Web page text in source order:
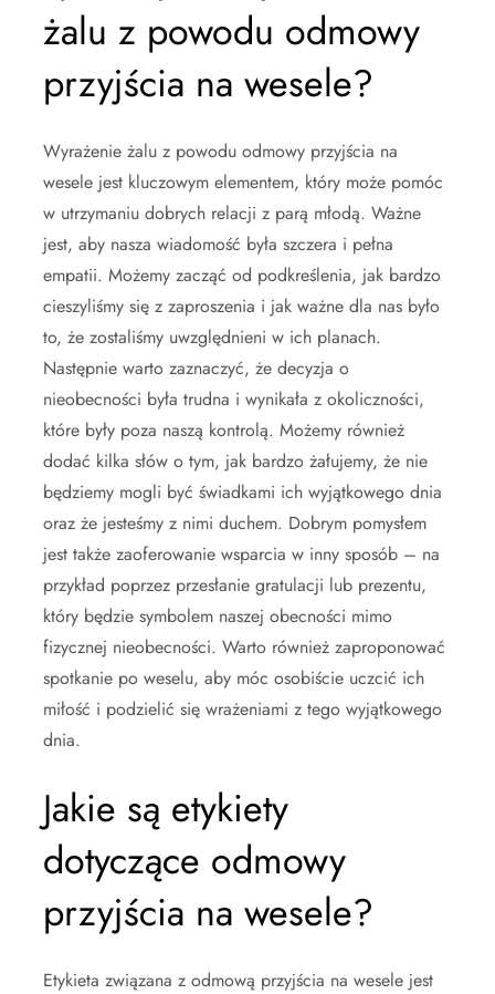
żalu z powodu odmowy
przyjścia na wesele?
Wyrażenie żalu z powodu odmowy przyjścia na
wesele jest kluczowym elementem, który może pomóc
w utrzymaniu dobrych relacji z parą młodą. Ważne
jest, aby nasza wiadomość była szczera i pełna
empatii. Możemy zacząć od podkreślenia, jak bardzo
cieszyliśmy się z zaproszenia i jak ważne dla nas było
to, że zostaliśmy uwzględnieni w ich planach.
Następnie warto zaznaczyć, że decyzja o
nieobecności była trudna i wynikała z okoliczności,
które były poza naszą kontrolą. Możemy również
dodać kilka słów o tym, jak bardzo żałujemy, że nie
będziemy mogli być świadkami ich wyjątkowego dnia
oraz że jesteśmy z nimi duchem. Dobrym pomysłem
jest także zaoferowanie wsparcia w inny sposób – na
przykład poprzez przesłanie gratulacji lub prezentu,
który będzie symbolem naszej obecności mimo
fizycznej nieobecności. Warto również zaproponować
spotkanie po weselu, aby móc osobiście uczcić ich
miłość i podzielić się wrażeniami z tego wyjątkowego
dnia.
Jakie są etykiety
dotyczące odmowy
przyjścia na wesele?
Etykieta związana z odmową przyjścia na wesele jest